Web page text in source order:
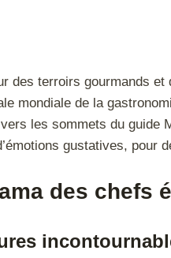
des terroirs gourmands et
mondiale de la
les sommets du guide
gustatives, pour
des chefs